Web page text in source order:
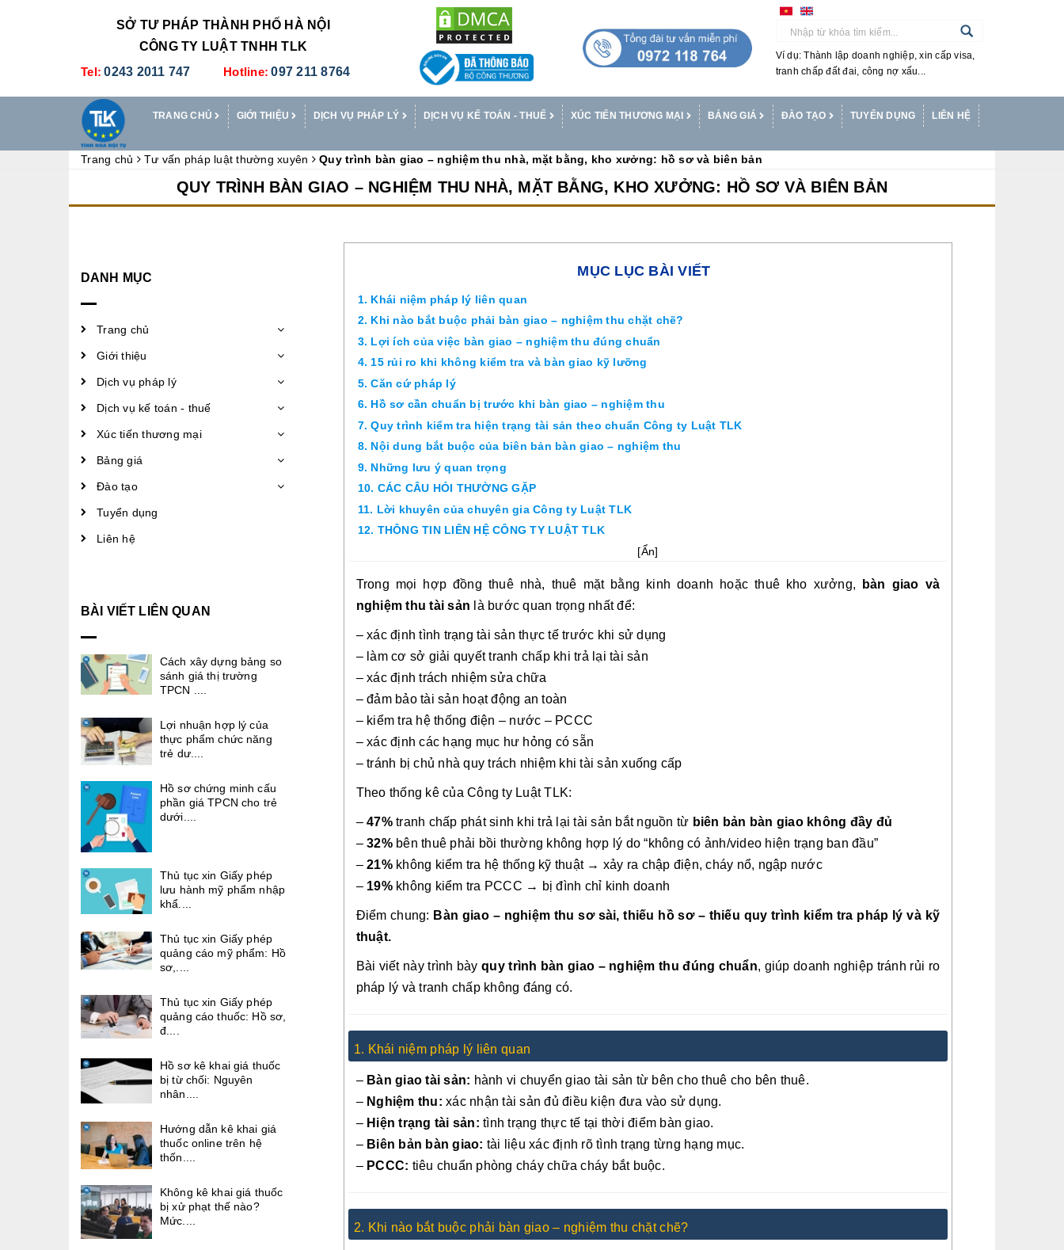
SỞ TƯ PHÁP THÀNH PHỐ HÀ NỘI
CÔNG TY LUẬT TNHH TLK
Tel: 0243 2011 747 Hotline: 097 211 8764
Ví dụ: Thành lập doanh nghiệp, xin cấp visa,
tranh chấp đất đai, công nợ xấu...
TRANG CHỦ GIỚI THIỆU DỊCH VỤ PHÁP LÝ DỊCH VỤ KẾ TOÁN - THUẾ XÚC TIẾN THƯƠNG MẠI BẢNG GIÁ ĐÀO TẠO TUYỂN DỤNG LIÊN HỆ
Trang chủ Tư vấn pháp luật thường xuyên Quy trình bàn giao – nghiệm thu nhà, mặt bằng, kho xưởng: hồ sơ và biên bản
QUY TRÌNH BÀN GIAO – NGHIỆM THU NHÀ, MẶT BẰNG, KHO XƯỞNG: HỒ SƠ VÀ BIÊN BẢN
MỤC LỤC BÀI VIẾT
1. Khái niệm pháp lý liên quan
2. Khi nào bắt buộc phải bàn giao – nghiệm thu chặt chẽ?
3. Lợi ích của việc bàn giao – nghiệm thu đúng chuẩn
4. 15 rủi ro khi không kiểm tra và bàn giao kỹ lưỡng
5. Căn cứ pháp lý
6. Hồ sơ cần chuẩn bị trước khi bàn giao – nghiệm thu
7. Quy trình kiểm tra hiện trạng tài sản theo chuẩn Công ty Luật TLK
8. Nội dung bắt buộc của biên bản bàn giao – nghiệm thu
9. Những lưu ý quan trọng
10. CÁC CÂU HỎI THƯỜNG GẶP
11. Lời khuyên của chuyên gia Công ty Luật TLK
12. THÔNG TIN LIÊN HỆ CÔNG TY LUẬT TLK
[Ẩn]
Trong mọi hợp đồng thuê nhà, thuê mặt bằng kinh doanh hoặc thuê kho xưởng,
bàn giao và
nghiệm thu tài sản là bước quan trọng nhất để:
– xác định tình trạng tài sản thực tế trước khi sử dụng
– làm cơ sở giải quyết tranh chấp khi trả lại tài sản
– xác định trách nhiệm sửa chữa
– đảm bảo tài sản hoạt động an toàn
– kiểm tra hệ thống điện – nước – PCCC
– xác định các hạng mục hư hỏng có sẵn
– tránh bị chủ nhà quy trách nhiệm khi tài sản xuống cấp
Theo thống kê của Công ty Luật TLK:
– 47%tranh chấp phát sinh khi trả lại tài sản bắt nguồn từ biên bản bàn giao không đầy đủ
– 32%bên thuê phải bồi thường không hợp lý do “không có ảnh/video hiện trạng ban đầu”
– 21%không kiểm tra hệ thống kỹ thuật → xảy ra chập điện, cháy nổ, ngập nước
– 19%không kiểm tra PCCC → bị đình chỉ kinh doanh
Điểm chung: Bàn giao – nghiệm thu sơ sài, thiếu hồ sơ – thiếu quy trình kiểm tra pháp lý và kỹ
thuật.
Bài viết này trình bàyquy trình bàn giao – nghiệm thu đúng chuẩn, giúp doanh nghiệp tránh rủi ro
pháp lý và tranh chấp không đáng có.
1. Khái niệm pháp lý liên quan
– Bàn giao tài sản: hành vi chuyển giao tài sản từ bên cho thuê cho bên thuê.
– Nghiệm thu: xác nhận tài sản đủ điều kiện đưa vào sử dụng.
– Hiện trạng tài sản: tình trạng thực tế tại thời điểm bàn giao.
– Biên bản bàn giao: tài liệu xác định rõ tình trạng từng hạng mục.
– PCCC: tiêu chuẩn phòng cháy chữa cháy bắt buộc.
2. Khi nào bắt buộc phải bàn giao – nghiệm thu chặt chẽ?
DANH MỤC
Trang chủ
Giới thiệu
Dịch vụ pháp lý
Dịch vụ kế toán - thuế
Xúc tiến thương mại
Bảng giá
Đào tạo
Tuyển dụng
Liên hệ
BÀI VIẾT LIÊN QUAN
Cách xây dựng bảng so
sánh giá thị trường
TPCN ....
Lợi nhuận hợp lý của
thực phẩm chức năng
trẻ dư....
Hồ sơ chứng minh cấu
phần giá TPCN cho trẻ
dưới....
Thủ tục xin Giấy phép
lưu hành mỹ phẩm nhập
khẩ....
Thủ tục xin Giấy phép
quảng cáo mỹ phẩm: Hồ
sơ,....
Thủ tục xin Giấy phép
quảng cáo thuốc: Hồ sơ,
đ....
Hồ sơ kê khai giá thuốc
bị từ chối: Nguyên
nhân....
Hướng dẫn kê khai giá
thuốc online trên hệ
thốn....
Không kê khai giá thuốc
bị xử phạt thế nào?
Mức....